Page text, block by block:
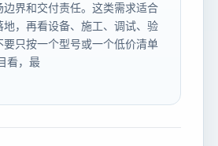
边界和交付责任。这类需求适合
，再看设备、施工、调试、验
要只按一个型号或一个低价清单
看，最